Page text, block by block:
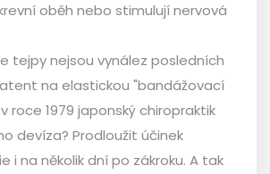
oběh nebo stimulují nervová
tejpy nejsou vynález posledních
na elastickou "bandážovací
roce 1979 japonský chiropraktik
devíza? Prodloužit účinek
i na několik dní po zákroku. A tak